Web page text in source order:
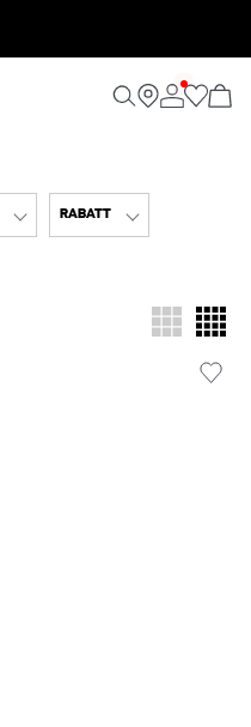
RABATT